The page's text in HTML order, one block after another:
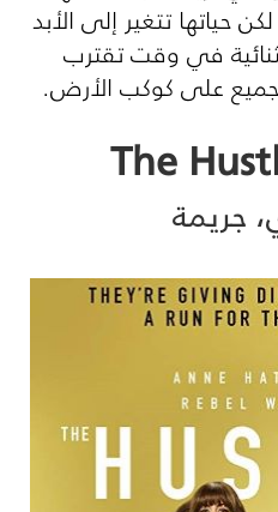
تتغير إلى الأبد
في وقت تقترب
على كوكب اﻷرض.
جريمة